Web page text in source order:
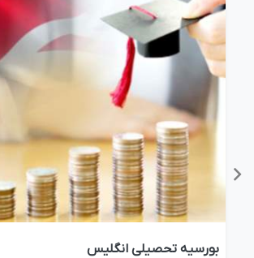
بورسیه تحصیلی انگلیس